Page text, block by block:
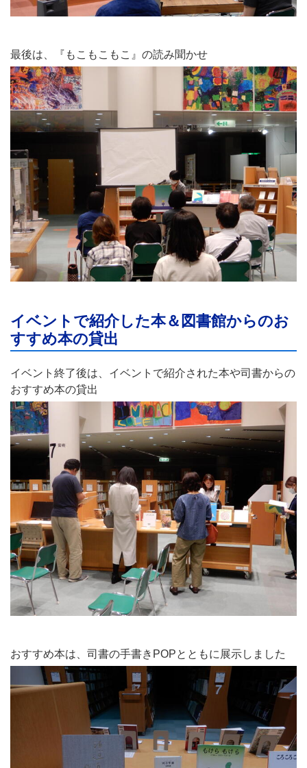
最後は、『もこもこもこ』の読み聞かせ
イベントで紹介した本＆図書館からのお
すすめ本の貸出
イベント終了後は、イベントで紹介された本や司書からの
おすすめ本の貸出
おすすめ本は、司書の手書きPOPとともに展示しました